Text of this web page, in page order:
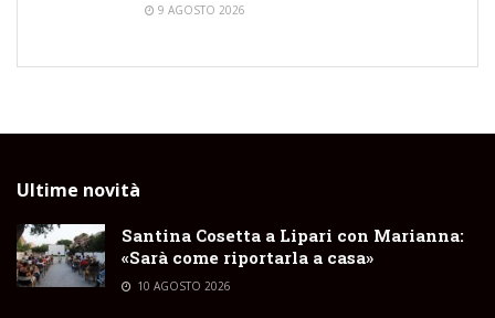
9 AGOSTO 2026
Ultime novità
Santina Cosetta a Lipari con Marianna:
«Sarà come riportarla a casa»
10 AGOSTO 2026